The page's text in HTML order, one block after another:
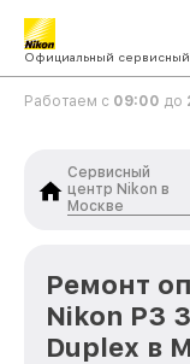
Официальный сервисный
Работаем с 09:00 до
Сервисный
центр Nikon в
Москве
Ремонт
Nikon P3
Duplex в